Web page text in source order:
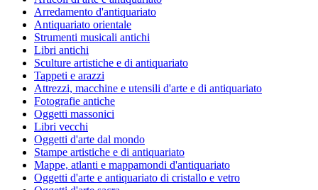
Arredamento d'antiquariato
Antiquariato orientale
Strumenti musicali antichi
Libri antichi
Sculture artistiche e di antiquariato
Tappeti e arazzi
Attrezzi, macchine e utensili d'arte e di antiquariato
Fotografie antiche
Oggetti massonici
Libri vecchi
Oggetti d'arte dal mondo
Stampe artistiche e di antiquariato
Mappe, atlanti e mappamondi d'antiquariato
Oggetti d'arte e antiquariato di cristallo e vetro